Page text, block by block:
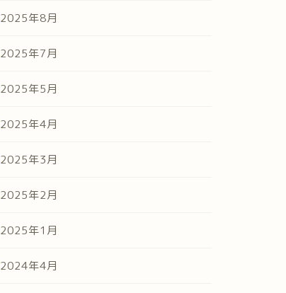
2025年8月
2025年7月
2025年5月
2025年4月
2025年3月
2025年2月
2025年1月
2024年4月